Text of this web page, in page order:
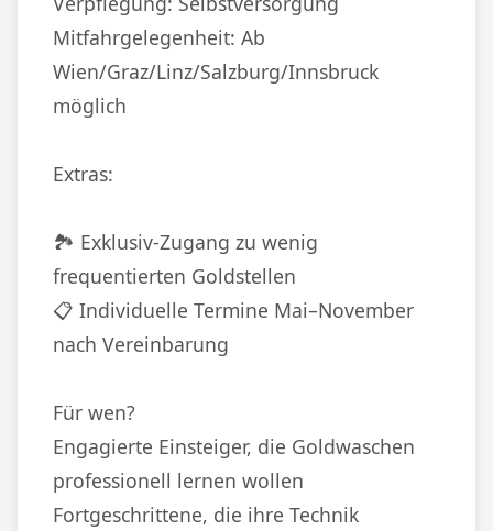
Mitfahrgelegenheit: Ab
Wien/Graz/Linz/Salzburg/Innsbruck
möglich
Extras:
🏞️ Exklusiv-Zugang zu wenig
frequentierten Goldstellen
📋 Individuelle Termine Mai–November
nach Vereinbarung
Für wen?
Engagierte Einsteiger, die Goldwaschen
professionell lernen wollen
Fortgeschrittene, die ihre Technik